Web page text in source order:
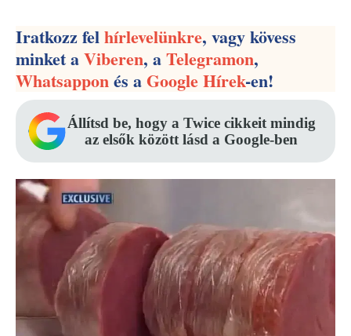
Iratkozz felhírlevelünkre, vagy kövess
minket aViberen, aTelegramon,
Whatsapponés aGoogle Hírek-en!
Állítsd be, hogy a Twice cikkeit mindig
az elsők között lásd a Google-ben